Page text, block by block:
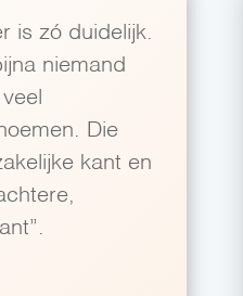
is zó duidelijk.
niemand
Die
kant en